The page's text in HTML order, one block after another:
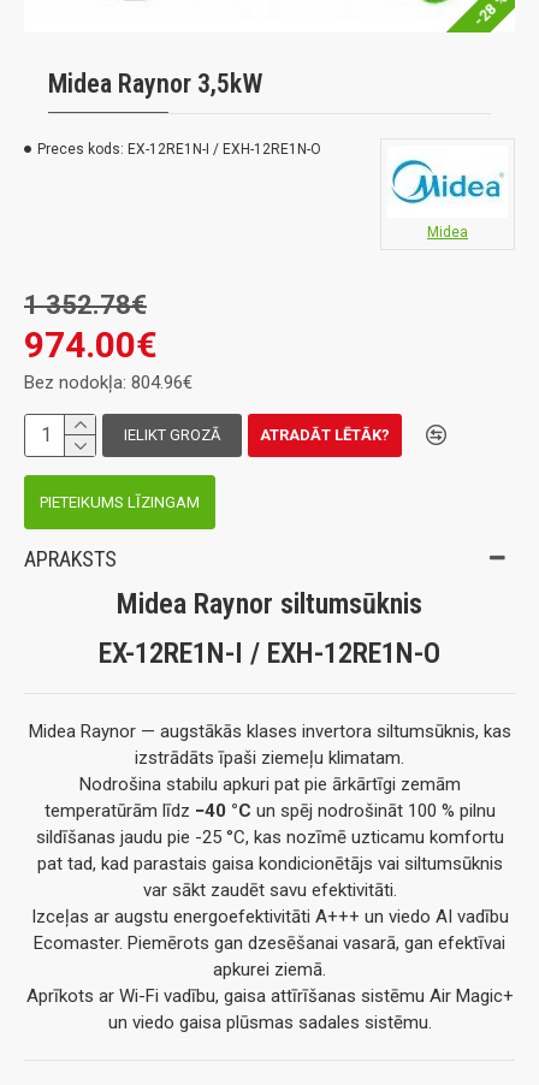
-28 %
Midea Raynor 3,5kW
Preces kods: EX-12RE1N-I / EXH-12RE1N-O
Midea
974.00€
1 352.78€
Bez nodokļa: 804.96€
IELIKT GROZĀ ATRADĀT LĒTĀK?
PIETEIKUMS LĪZINGAM
APRAKSTS
Midea Raynor siltumsūknis
EX-12RE1N-I / EXH-12RE1N-O
Midea Raynor — augstākās klases invertora siltumsūknis, kas
izstrādāts īpaši ziemeļu klimatam.
Nodrošina stabilu apkuri pat pie ārkārtīgi zemām
temperatūrām līdz −40 °C un spēj nodrošināt 100 % pilnu
sildīšanas jaudu pie -25 °C, kas nozīmē uzticamu komfortu
pat tad, kad parastais gaisa kondicionētājs vai siltumsūknis
var sākt zaudēt savu efektivitāti.
Izceļas ar augstu energoefektivitāti A+++ un viedo AI vadību
Ecomaster. Piemērots gan dzesēšanai vasarā, gan efektīvai
apkurei ziemā.
Aprīkots ar Wi-Fi vadību, gaisa attīrīšanas sistēmu Air Magic+
un viedo gaisa plūsmas sadales sistēmu.